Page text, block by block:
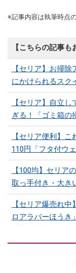
※記事内容は執筆時点
【こちらの記事も
【セリア】お掃
にかけられるスク
【セリア】自立
ぎる！「ゴミ箱の
【セリア便利】
110円「フタ付ウ
【100均】セリア
取っ手付き・大き
【セリア爆売れ
ロアラバーほうき